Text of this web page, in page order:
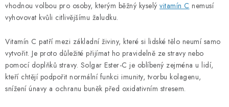
TÉMY
AKCIA
DÁRKY PRO ZDRAVÍ
vhodnou volbou pro osoby, kterým běžný kyselý vitamín C nemusí
vyhovovat kvůli citlivějšímu žaludku.
Vitamín C patří mezi základní živiny, které si lidské tělo neumí samo
vytvořit. Je proto důležité přijímat ho pravidelně ze stravy nebo
pomocí doplňků stravy. Solgar Ester-C je oblíbený zejména u lidí,
kteří chtějí podpořit normální funkci imunity, tvorbu kolagenu,
snížení únavy a ochranu buněk před oxidativním stresem.